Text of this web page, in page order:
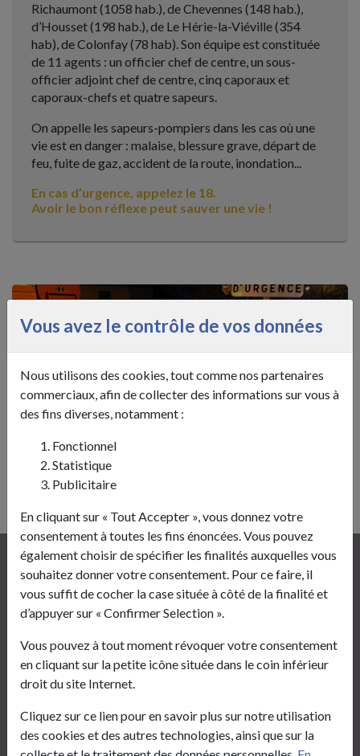
Vous avez le contrôle de vos données
Nous utilisons des cookies, tout comme nos partenaires
commerciaux, afin de collecter des informations sur vous à
des fins diverses, notamment :
Fonctionnel
Statistique
Publicitaire
En cliquant sur « Tout Accepter », vous donnez votre
consentement à toutes les fins énoncées. Vous pouvez
également choisir de spécifier les finalités auxquelles vous
souhaitez donner votre consentement. Pour ce faire, il
vous suffit de cocher la case située à côté de la finalité et
d’appuyer sur « Confirmer Selection ».
Vous pouvez à tout moment révoquer votre consentement
en cliquant sur la petite icône située dans le coin inférieur
droit du site Internet.
Cliquez sur ce lien pour en savoir plus sur notre utilisation
des cookies et des autres technologies, ainsi que sur la
Richaumont (1058 hab.), de Chevennes (148 hab.),
d’Housset (198 hab.), de Le Hérie-la-Viéville (354
hab), de Colonfay (78 hab). Son équipe est constituée
de 11 agents : un officier chef de centre, un sous-
officier adjoint chef de centre, cinq caporaux et
caporaux-chefs et quatre sapeurs.
On appelle les sapeurs-pompiers dans les cas où une
vie est en danger : malaise, blessure grave, départ de
feu, fuite de gaz, accident de la route, inondation...
En cas d’urgence, appelez le 18.
Avoir le bon réflexe peut sauver une vie !
Previous Next
Mairie de Sains-Richaumont
1, Place de l’Hôtel de Ville
02120 Sains-Richaumont
mairie.sains-richaumont@wanadoo.fr
Horaires du secrétariat de mairie (état civil,